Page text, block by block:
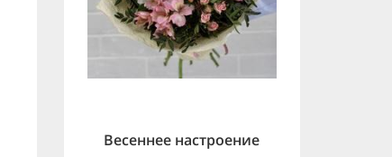
Весеннее настроение